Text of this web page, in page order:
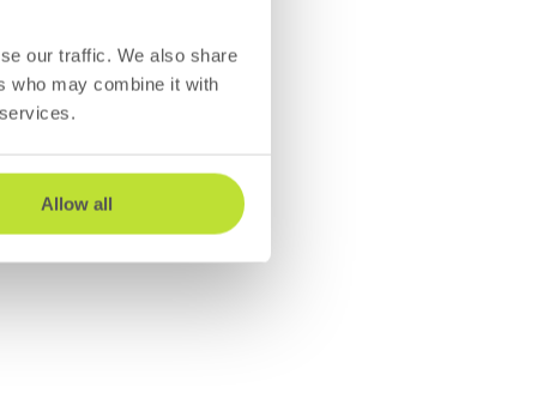
our traffic. We also share
who may combine it with
Allow all